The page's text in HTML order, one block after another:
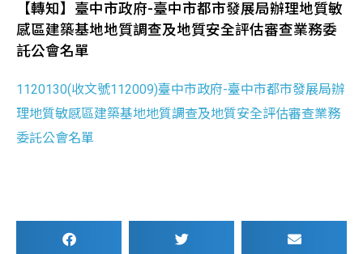
【轉知】臺中市政府-臺中市都市發展局辦理地質敏
感區建築基地地質調查及地質安全評估審查業務委
託公會名單
1120130(收文號112009)臺中市政府-臺中市都市發展局辦
理地質敏感區建築基地地質調查及地質安全評估審查業務
委託公會名單